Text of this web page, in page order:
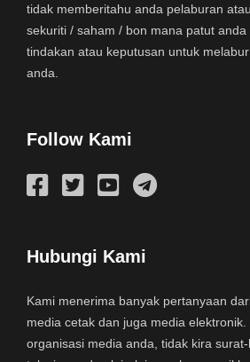
tidak memberitahu anda pelaburan
sekuriti / saham / bon mana patut anda
tindakan atau keputusan untuk
anda.
Follow Kami
Hubungi Kami
Kami menerima banyak pertanyaan
media cetak dan juga media
organisasi media anda, tidak kira surat-